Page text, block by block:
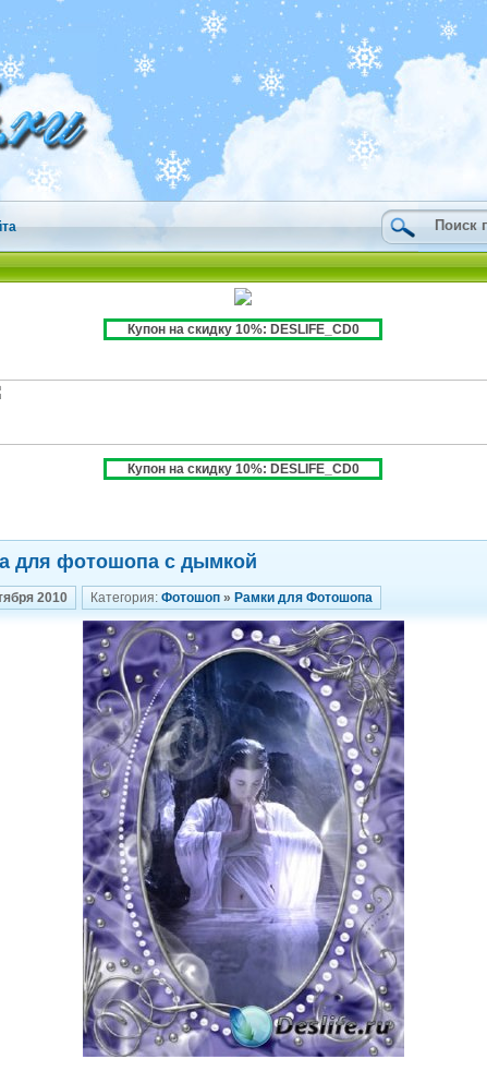
Купон на скидку 10%: DESLIFE_CD0
Купон на скидку 10%: DESLIFE_CD0
для фотошопа с дымкой
2010 Категория: Фотошоп » Рамки для Фотошопа